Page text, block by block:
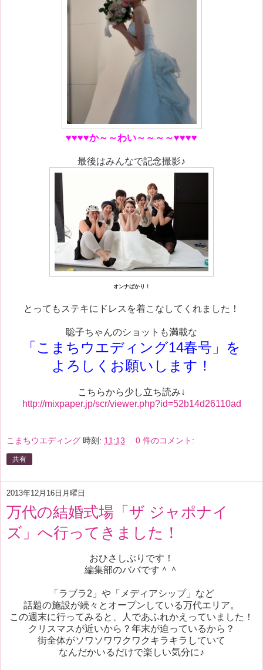
♥♥♥♥か～～わい～～～～♥♥♥♥
最後はみんなで記念撮影♪
オンナばかり！
とってもステキにドレスを着こなしてくれました！
聡子ちゃんのショットも満載な
「こまちウエディング14春号」を
よろしくお願いします！
こちらから少し立ち読み↓
http://mixpaper.jp/scr/viewer.php?id=52b14d26110ad
こまちウエディング 時刻: 11:13 0 件のコメント:
共有
2013年12月16日月曜日
万代の結婚式場「ザ ジャポナイ
ズ」へ行ってきました！
おひさしぶりです！
編集部のババです＾＾
「ラブラ2」や「メディアシップ」など
話題の施設が続々とオープンしている万代エリア。
この週末に行ってみると、人であふれかえっていました！
クリスマスが近いから？年末が迫っているから？
街全体がソワソワワクワクキラキラしていて
なんだかいるだけで楽しい気分に♪